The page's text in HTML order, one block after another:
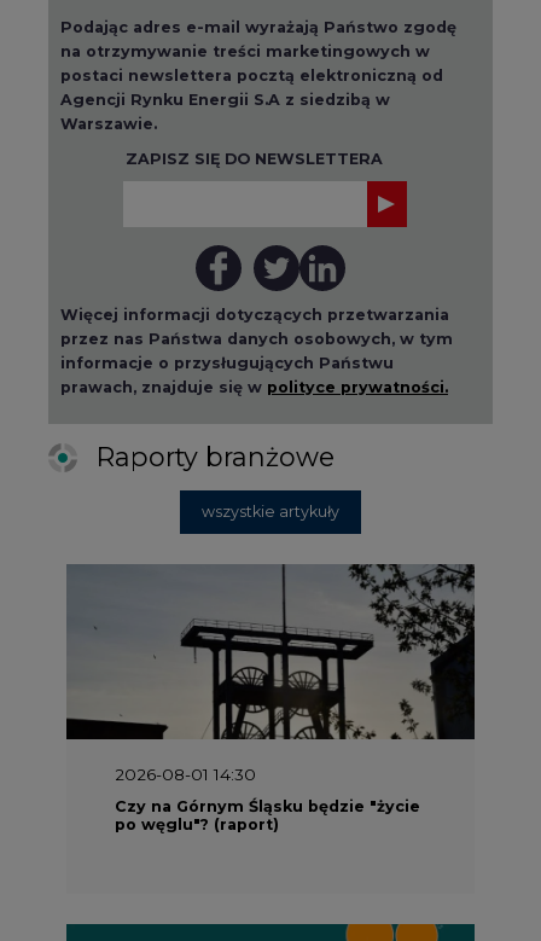
Podając adres e-mail wyrażają Państwo zgodę
na otrzymywanie treści marketingowych w
postaci newslettera pocztą elektroniczną od
Agencji Rynku Energii S.A z siedzibą w
Warszawie.
ZAPISZ SIĘ DO NEWSLETTERA
Więcej informacji dotyczących przetwarzania
przez nas Państwa danych osobowych, w tym
informacje o przysługujących Państwu
prawach, znajduje się w polityce prywatności.
Raporty branżowe
wszystkie artykuły
2026-08-01 14:30
Czy na Górnym Śląsku będzie "życie
po węglu"? (raport)